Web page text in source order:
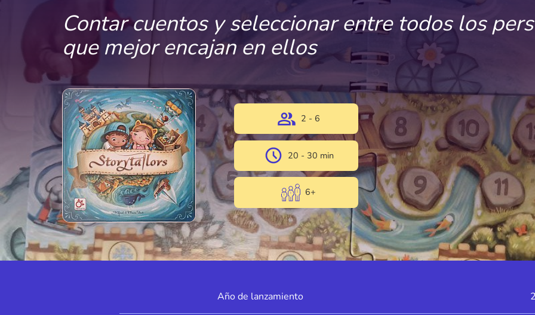
Contar cuentos y seleccionar entre todos los
que mejor encajan en ellos
2 - 6
20 - 30 min
6+
Año de lanzamiento